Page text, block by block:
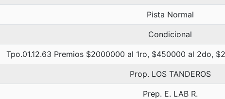
Pista Normal
Condicional
Tpo.01.12.63 Premios $2000000 al 1ro, $450000 al 2do,
Prop. LOS TANDEROS
Prep. E. LAB R.